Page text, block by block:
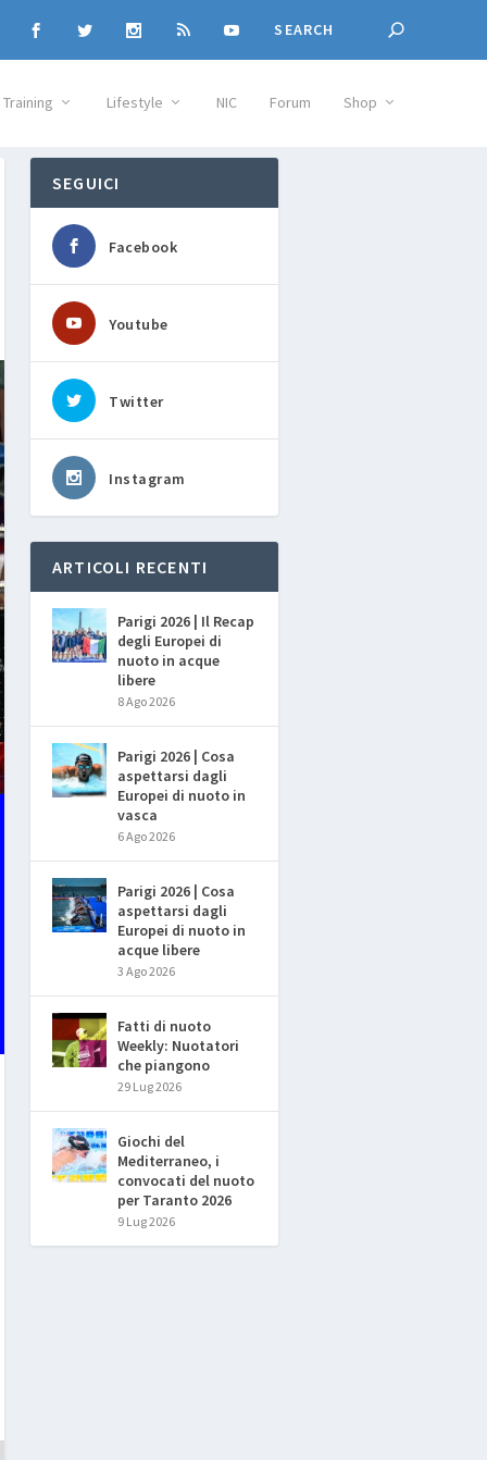
Training Lifestyle NIC Forum Shop
SEGUICI
Facebook
Youtube
Twitter
Instagram
ARTICOLI RECENTI
Parigi 2026 | Il Recap
degli Europei di
nuoto in acque
libere
8 Ago 2026
Parigi 2026 | Cosa
aspettarsi dagli
Europei di nuoto in
vasca
6 Ago 2026
Parigi 2026 | Cosa
aspettarsi dagli
Europei di nuoto in
acque libere
3 Ago 2026
Fatti di nuoto
Weekly: Nuotatori
che piangono
29 Lug 2026
Giochi del
Mediterraneo, i
convocati del nuoto
per Taranto 2026
9 Lug 2026